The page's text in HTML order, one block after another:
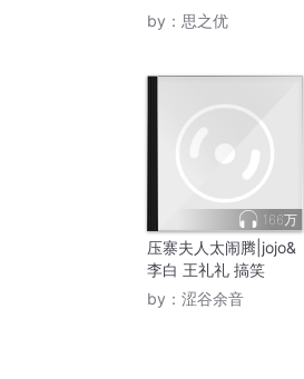
by： 思之优
166万
压寨夫人太闹腾|jojo&
李白 王礼礼 搞笑
by： 涩谷余音